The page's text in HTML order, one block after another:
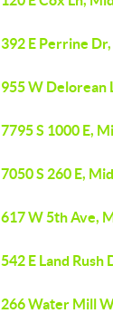
392 E Perrine
955 W Delorean
7795 S 1000 E,
7050 S 260 E,
617 W 5th Ave,
542 E Land
266 Water Mill